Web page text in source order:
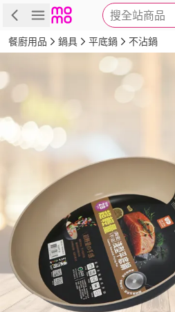
搜全站商品
商品 評價 詳情
餐廚用品 鍋具 平底鍋 不沾鍋